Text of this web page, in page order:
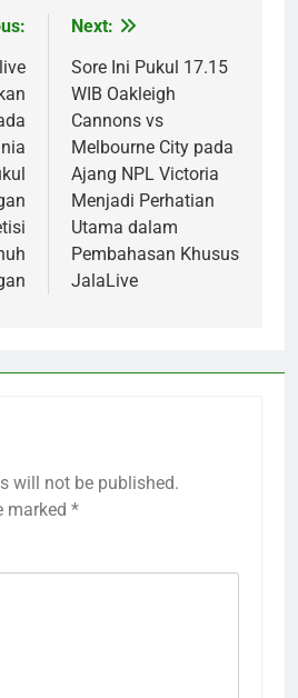
Next:
Sore Ini Pukul 17.15
WIB Oakleigh
Cannons vs
Melbourne City pada
Ajang NPL Victoria
Menjadi Perhatian
Utama dalam
Pembahasan Khusus
JalaLive
will not be published.
marked *